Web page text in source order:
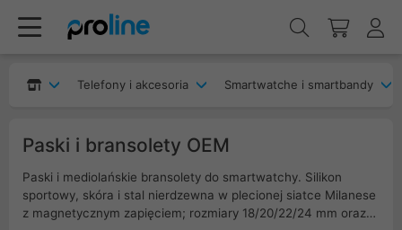
Telefony i akcesoria Smartwatche i smartbandy
Paski i bransolety OEM
Paski i mediolańskie bransolety do smartwatchy. Silikon
sportowy, skóra i stal nierdzewna w plecionej siatce Milanese
z magnetycznym zapięciem; rozmiary 18/20/22/24 mm oraz